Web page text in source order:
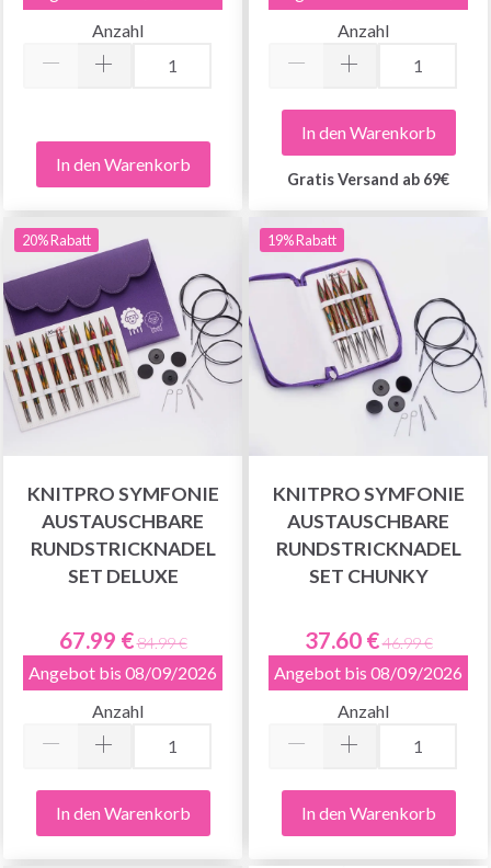
Anzahl
In den Warenkorb
Anzahl
In den Warenkorb
Gratis Versand ab 69€
20% Rabatt
KNITPRO SYMFONIE
AUSTAUSCHBARE
RUNDSTRICKNADEL
SET DELUXE
67.99 €84.99 €
Angebot bis 08/09/2026
Anzahl
In den Warenkorb
19% Rabatt
KNITPRO SYMFONIE
AUSTAUSCHBARE
RUNDSTRICKNADEL
SET CHUNKY
37.60 €46.99 €
Angebot bis 08/09/2026
Anzahl
In den Warenkorb